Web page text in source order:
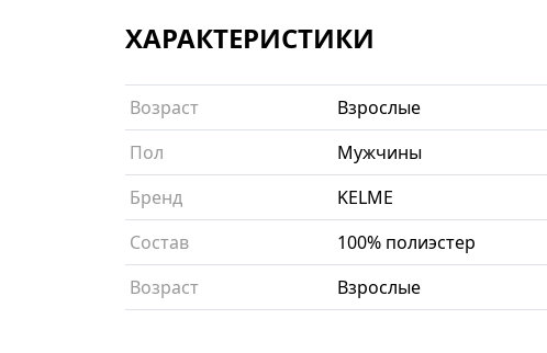
ХАРАКТЕРИСТИКИ
Возраст
Взрослые
Пол
Мужчины
Бренд
KELME
Состав
100% полиэстер
Возраст
Взрослые